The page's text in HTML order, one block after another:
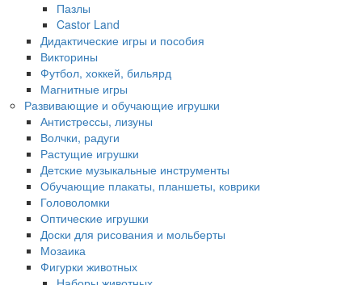
Пазлы
Castor Land
Дидактические игры и пособия
Викторины
Футбол, хоккей, бильярд
Магнитные игры
Развивающие и обучающие игрушки
Антистрессы, лизуны
Волчки, радуги
Растущие игрушки
Детские музыкальные инструменты
Обучающие плакаты, планшеты, коврики
Головоломки
Оптические игрушки
Доски для рисования и мольберты
Мозаика
Фигурки животных